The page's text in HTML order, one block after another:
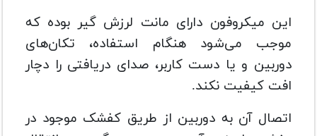
این میکروفون دارای مانت لرزش گیر بوده که
موجب می‌شود هنگام استفاده، تکان‌های
دوربین و یا دست کاربر، صدای دریافتی را دچار
افت کیفیت نکند.
اتصال آن به دوربین از طریق کفشک موجود در